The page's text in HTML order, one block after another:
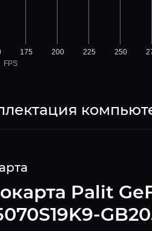
FPS
175 200 225 250
Palit